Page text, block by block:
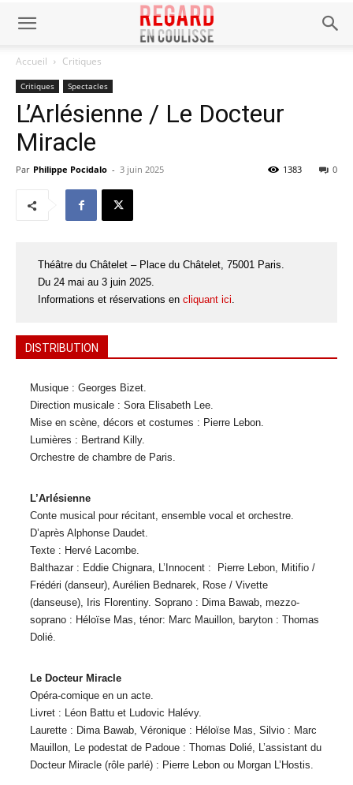
Accueil Critiques
Critiques Spectacles
L’Arlésienne / Le Docteur
Miracle
Par Philippe Pocidalo - 3 juin 2025 0
1383
Théâtre du Châtelet – Place du Châtelet, 75001 Paris.
Du 24 mai au 3 juin 2025.
Informations et réservations en cliquant ici.
DISTRIBUTION
Musique : Georges Bizet.
Direction musicale : Sora Elisabeth Lee.
Mise en scène, décors et costumes : Pierre Lebon.
Lumières : Bertrand Killy.
Orchestre de chambre de Paris.
L’Arlésienne
Conte musical pour récitant, ensemble vocal et orchestre.
D’après Alphonse Daudet.
Texte : Hervé Lacombe.
Balthazar : Eddie Chignara, L’Innocent : Pierre Lebon, Mitifio /
Frédéri (danseur), Aurélien Bednarek, Rose / Vivette
(danseuse), Iris Florentiny. Soprano : Dima Bawab, mezzo-
soprano : Héloïse Mas, ténor: Marc Mauillon, baryton : Thomas
Dolié.
Le Docteur Miracle
Opéra-comique en un acte.
Livret : Léon Battu et Ludovic Halévy.
Laurette : Dima Bawab, Véronique : Héloïse Mas, Silvio : Marc
Mauillon, Le podestat de Padoue : Thomas Dolié, L’assistant du
Docteur Miracle (rôle parlé) : Pierre Lebon ou Morgan L’Hostis.